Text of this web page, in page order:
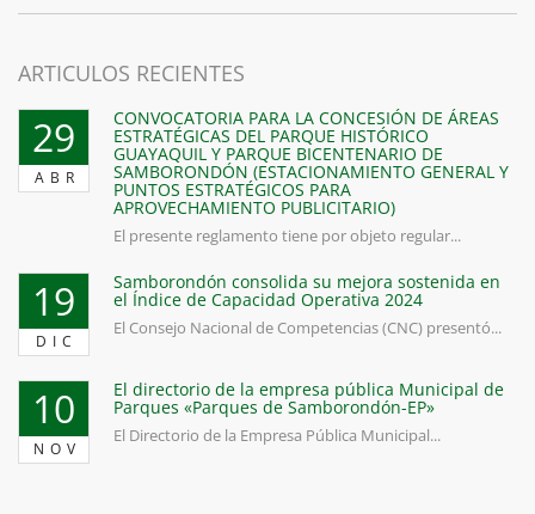
ARTICULOS RECIENTES
29
ABR
CONVOCATORIA PARA LA CONCESIÓN DE ÁREAS
ESTRATÉGICAS DEL PARQUE HISTÓRICO
GUAYAQUIL Y PARQUE BICENTENARIO DE
SAMBORONDÓN (ESTACIONAMIENTO GENERAL Y
PUNTOS ESTRATÉGICOS PARA
APROVECHAMIENTO PUBLICITARIO)
El presente reglamento tiene por objeto regular...
19
DIC
Samborondón consolida su mejora sostenida en
el Índice de Capacidad Operativa 2024
El Consejo Nacional de Competencias (CNC) presentó...
10
NOV
El directorio de la empresa pública Municipal de
Parques «Parques de Samborondón-EP»
El Directorio de la Empresa Pública Municipal...